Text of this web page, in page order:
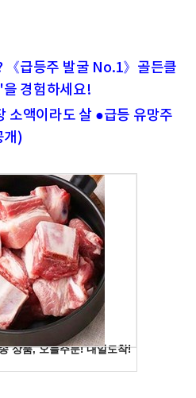
《급등주 발굴 No.1》골든클
경험하세요!
액이라도 살 ●급등 유망주
개)